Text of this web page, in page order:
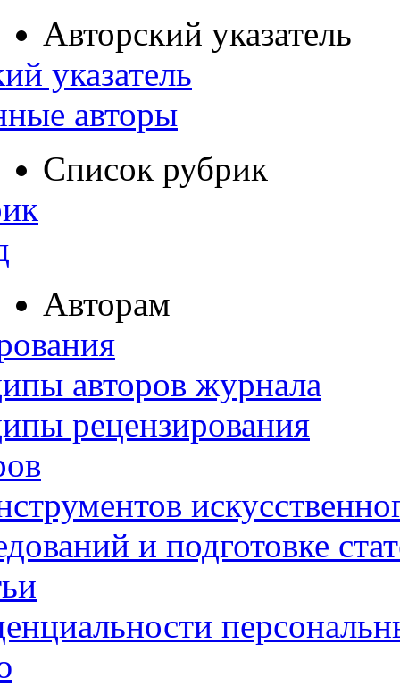
Авторский указатель
указатель
авторы
Список рубрик
Авторам
авторов журнала
рецензирования
и подготовке